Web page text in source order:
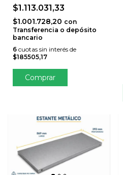
$1.113.031,33
$1.001.728,20 con
Transferencia o depósito
bancario
6 cuotas sin interés de
$185505,17
Comprar